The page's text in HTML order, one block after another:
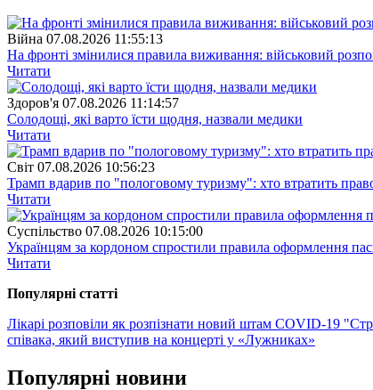
Війна 07.08.2026 11:55:13
На фронті змінилися правила виживання: військовий
Читати
Здоров'я 07.08.2026 11:14:57
Солодощі, які варто їсти щодня, назвали медики
Читати
Свiт 07.08.2026 10:56:23
Трамп вдарив по "пологовому туризму": хто втратить
Читати
Суспiльство 07.08.2026 10:15:00
Українцям за кордоном спростили правила оформлення
Читати
Популярнi статтi
Лікарі розповіли як розпізнати новий штам COVID-19
співака, який виступив на концерті у «Лужниках»
Популярнi новини